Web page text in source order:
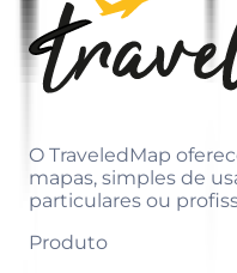
O TraveledMap
mapas, simples de
particulares ou
Produto